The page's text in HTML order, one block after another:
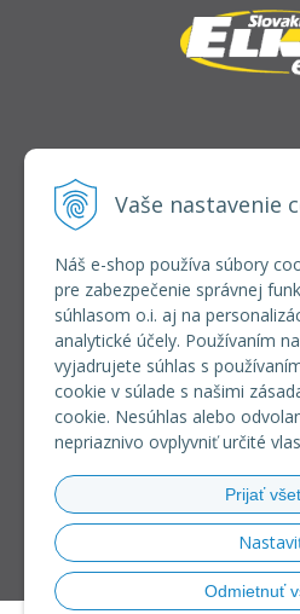
Vaše nastavenie
Náš e-shop používa súbory
pre zabezpečenie správnej
súhlasom o.i. aj na
analytické účely. Používaním
vyjadrujete súhlas s
cookie v súlade s našimi
cookie. Nesúhlas alebo
nepriaznivo ovplyvniť určité
Prijať
Odmietnuť
+421 37
VŠETKO O
REGISTRÁCIA
Formulár na
Doprava a
Všeobecné
Reklamačný
Používanie
Riešenie sporov